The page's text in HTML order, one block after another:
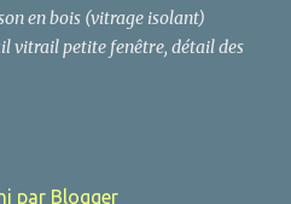
en bois (vitrage isolant)
vitrail petite fenêtre, détail des
par Blogger